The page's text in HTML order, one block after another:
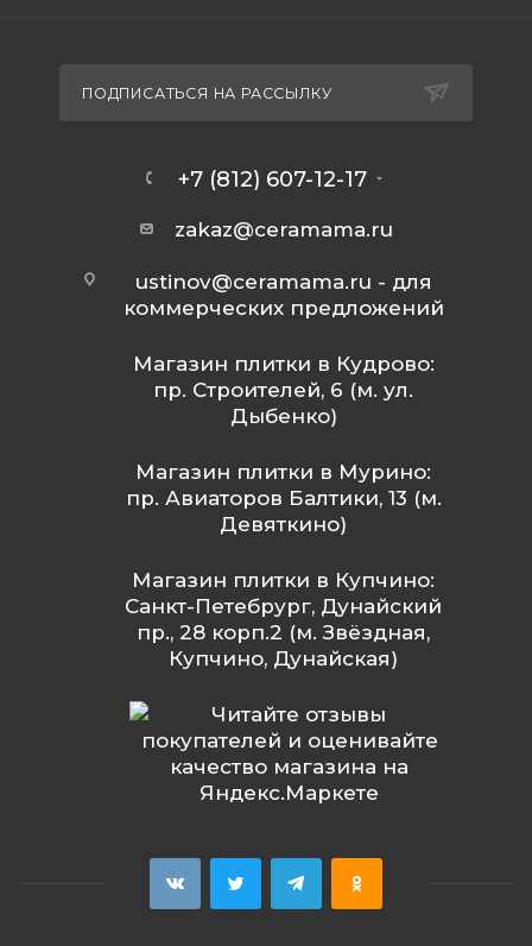
ПОДПИСАТЬСЯ НА РАССЫЛКУ
+7 (812) 607-12-17
zakaz@ceramama.ru
ustinov@ceramama.ru - для
коммерческих предложений
Магазин плитки в Кудрово:
пр. Строителей, 6 (м. ул.
Дыбенко)
Магазин плитки в Мурино:
пр. Авиаторов Балтики, 13 (м.
Девяткино)
Магазин плитки в Купчино:
Санкт-Петебрург, Дунайский
пр., 28 корп.2 (м. Звёздная,
Купчино, Дунайская)